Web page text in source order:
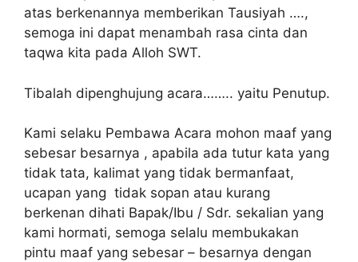
atas berkenannya memberikan Tausiyah ….,
semoga ini dapat menambah rasa cinta dan
taqwa kita pada Alloh SWT.
Tibalah dipenghujung acara…….. yaitu Penutup.
Kami selaku Pembawa Acara mohon maaf yang
sebesar besarnya , apabila ada tutur kata yang
tidak tata, kalimat yang tidak bermanfaat,
ucapan yang tidak sopan atau kurang
berkenan dihati Bapak/Ibu / Sdr. sekalian yang
kami hormati, semoga selalu membukakan
pintu maaf yang sebesar – besarnya dengan